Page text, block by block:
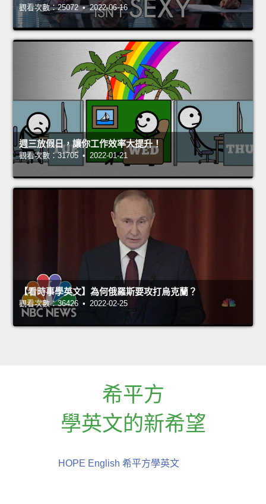
觀看次數：25072 • 2022-06-16
週三放假日，讓你工作效率大提升！
觀看次數：31705 • 2022-01-21
【看時事學英文】為何俄羅斯要攻打烏克蘭？
觀看次數：36426 • 2022-02-25
希平方
學英文的新希望
HOPE English 希平方學英文